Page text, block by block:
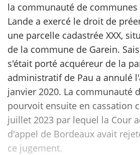
la communauté de
Lande a exercé le droit de
une parcelle cadastrée XXX,
de la commune de Garein.
s'était porté acquéreur de la
administratif de Pau a annulé
janvier 2020. La communauté
pourvoit ensuite en cassation
juillet 2023 par lequel la Cour
d'appel de Bordeaux avait
ce jugement.